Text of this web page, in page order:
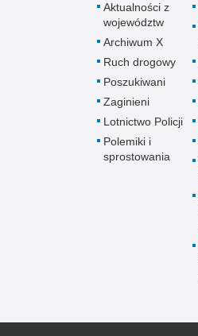
Aktualności z
województw
Archiwum X
Ruch drogowy
Poszukiwani
Zaginieni
Lotnictwo Policji
Polemiki i
sprostowania